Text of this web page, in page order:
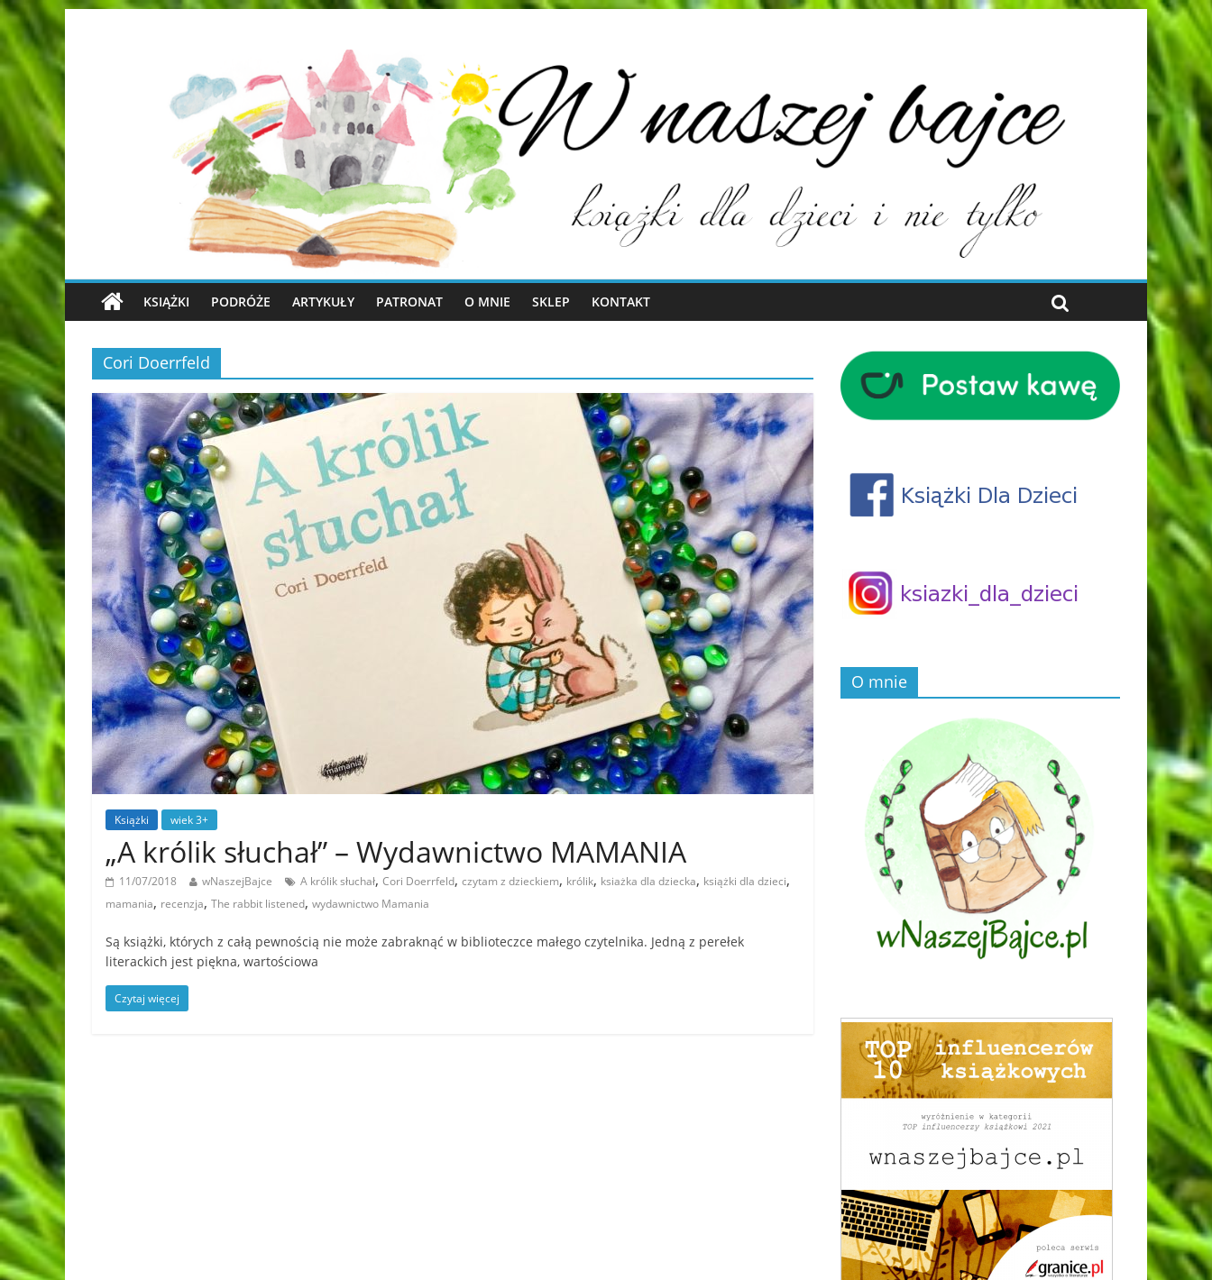
KSIĄŻKI PODRÓŻE ARTYKUŁY PATRONAT O MNIE SKLEP KONTAKT
Cori Doerrfeld
Książki wiek 3+
„A królik słuchał” – Wydawnictwo MAMANIA
11/07/2018 wNaszejBajce A królik słuchał, Cori Doerrfeld, czytam z dzieckiem, królik, ksiażka dla dziecka, książki dla dzieci,
mamania, recenzja, The rabbit listened, wydawnictwo Mamania
Są książki, których z całą pewnością nie może zabraknąć w biblioteczce małego czytelnika. Jedną z perełek
literackich jest piękna, wartościowa
Czytaj więcej
O mnie